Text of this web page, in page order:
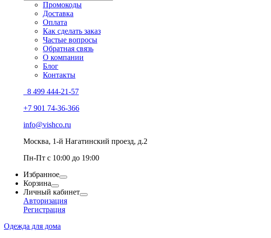
Промокоды
Доставка
Оплата
Как сделать заказ
Частые вопросы
Обратная связь
О компании
Блог
Контакты
8 499 444-21-57
+7 901 74-36-366
info@vishco.ru
Москва, 1-й Нагатинский проезд, д.2
Пн-Пт с 10:00 до 19:00
Избранное
Корзина
Личный кабинет
Авторизация
Регистрация
Одежда для дома